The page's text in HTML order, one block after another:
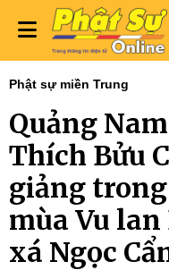
Phật sự miền Trung
Quảng
Thích Bửu
giảng
mùa Vu
xá Ngọc